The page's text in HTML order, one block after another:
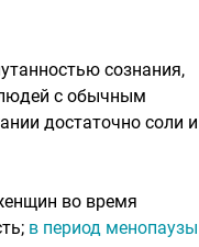
сознания,
с обычным
достаточно соли и
во время
в период менопаузы